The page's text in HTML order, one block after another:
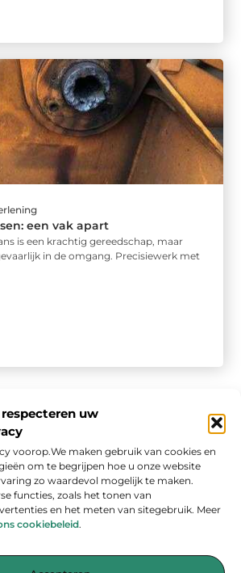
uw
voorop.We maken gebruik van cookies en
om te begrijpen hoe u onze website
zo waardevol mogelijk te maken.
functies, zoals het tonen van
en het meten van sitegebruik. Meer
cookiebeleid.
een vak apart
is een krachtig gereedschap, maar
in de omgang. Precisiewerk met